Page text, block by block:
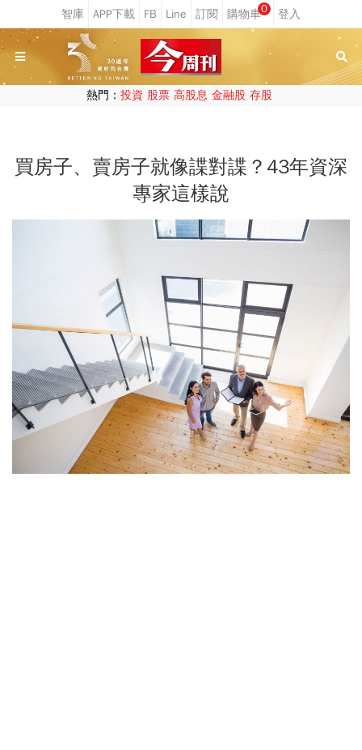
0
熱門： 投資 股票 高股息 金融股 存股
買房子、賣房子就像諜對諜？43年資深
專家這樣說